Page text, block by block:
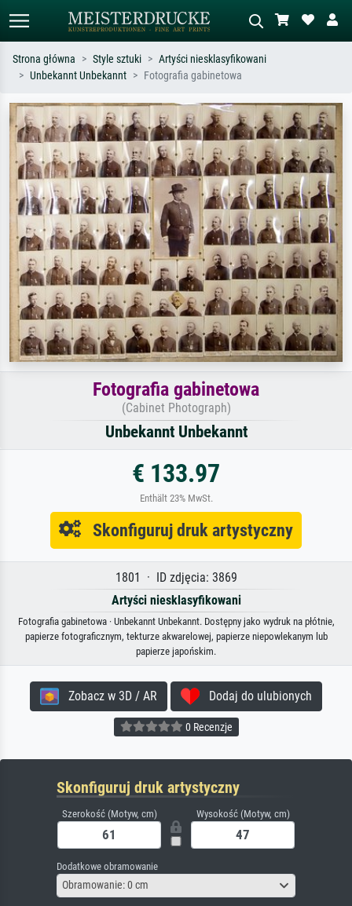
Szukaj wg artysty, tytułu lub stylu – np.
Monet, Gwiaździsta noc,
impresjonizm, fala Hokusaia, akt.
Opisz scenę – np. zielona łąka,
abstrakcja z czerwienią, ciemny olej,
stojący akt obok drzewa.
Strona główna Style sztuki
Artyści niesklasyfikowani
Unbekannt Unbekannt
Fotografia gabinetowa
Fotografia gabinetowa
(Cabinet Photograph)
Unbekannt Unbekannt
€ 133.97
Enthält 23% MwSt.
Skonfiguruj druk artystyczny
1801 · ID zdjęcia: 3869
Artyści niesklasyfikowani
Fotografia gabinetowa · Unbekannt Unbekannt. Dostępny jako wydruk na płótnie,
papierze fotograficznym, tekturze akwarelowej, papierze niepowlekanym lub
papierze japońskim.
Zobacz w 3D / AR Dodaj do ulubionych
0 Recenzje
Skonfiguruj druk artystyczny
Szerokość (Motyw, cm) Wysokość (Motyw, cm)
Dodatkowe obramowanie
Obramowanie: 0 cm